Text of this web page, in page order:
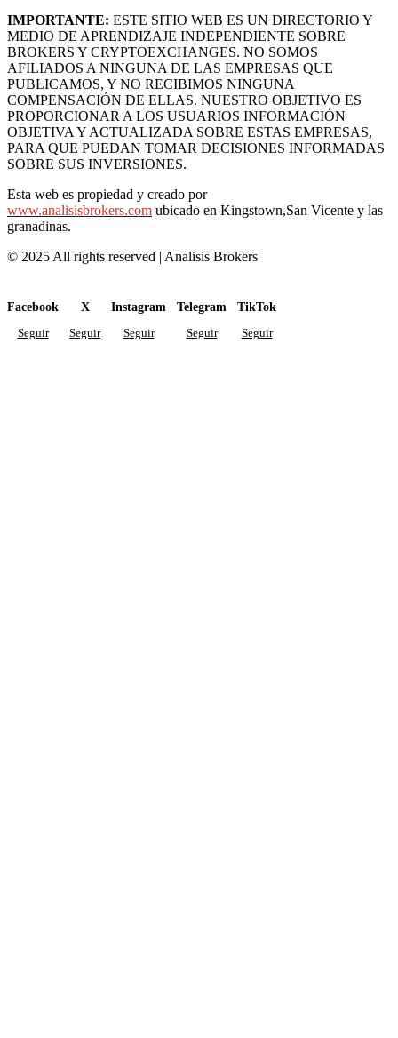
IMPORTANTE: ESTE SITIO WEB ES UN DIRECTORIO Y
MEDIO DE APRENDIZAJE INDEPENDIENTE SOBRE
BROKERS Y CRYPTOEXCHANGES. NO SOMOS
AFILIADOS A NINGUNA DE LAS EMPRESAS QUE
PUBLICAMOS, Y NO RECIBIMOS NINGUNA
COMPENSACIÓN DE ELLAS. NUESTRO OBJETIVO ES
PROPORCIONAR A LOS USUARIOS INFORMACIÓN
OBJETIVA Y ACTUALIZADA SOBRE ESTAS EMPRESAS,
PARA QUE PUEDAN TOMAR DECISIONES INFORMADAS
SOBRE SUS INVERSIONES.
Esta web es propiedad y creado por
www.analisisbrokers.com ubicado en Kingstown,San Vicente y las
granadinas.
© 2025 All rights reserved | Analisis Brokers
Facebook
Seguir
X
Seguir
Instagram
Seguir
Telegram
Seguir
TikTok
Seguir